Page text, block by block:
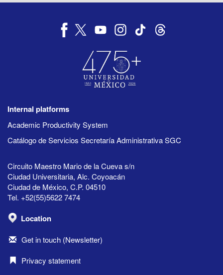
Internal platforms
Academic Productivity System
Catálogo de Servicios Secretaría Administrativa SGC
Circuito Maestro Mario de la Cueva s/n
Ciudad Universitaria, Alc. Coyoacán
Ciudad de México, C.P. 04510
Tel. +52(55)5622 7474
Location
Get in touch (Newsletter)
Privacy statement